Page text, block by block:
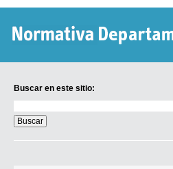
Buscar en este sitio:
en
este
sitio: